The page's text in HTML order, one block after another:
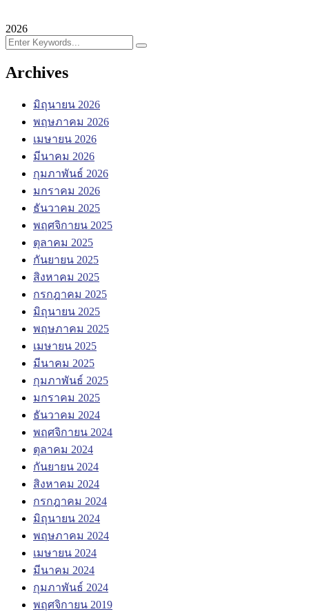
2026
Archives
มิถุนายน 2026
พฤษภาคม 2026
เมษายน 2026
มีนาคม 2026
กุมภาพันธ์ 2026
มกราคม 2026
ธันวาคม 2025
พฤศจิกายน 2025
ตุลาคม 2025
กันยายน 2025
สิงหาคม 2025
กรกฎาคม 2025
มิถุนายน 2025
พฤษภาคม 2025
เมษายน 2025
มีนาคม 2025
กุมภาพันธ์ 2025
มกราคม 2025
ธันวาคม 2024
พฤศจิกายน 2024
ตุลาคม 2024
กันยายน 2024
สิงหาคม 2024
กรกฎาคม 2024
มิถุนายน 2024
พฤษภาคม 2024
เมษายน 2024
มีนาคม 2024
กุมภาพันธ์ 2024
พฤศจิกายน 2019